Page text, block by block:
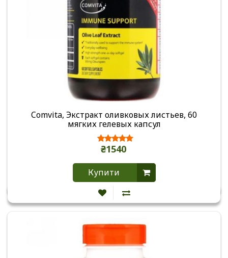
Comvita, Экстракт оливковых листьев, 60
мягких гелевых капсул
₴1540
Купити